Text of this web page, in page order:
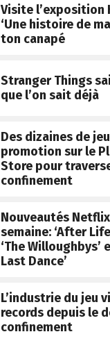
Visite l’exposition
‘Une histoire de
ton canapé
Stranger Things
que l’on sait déjà
Des dizaines de
promotion sur le
Store pour
confinement
Nouveautés
semaine: ‘After
‘The Willoughbys’
Last Dance’
L’industrie du jeu
records depuis le
confinement